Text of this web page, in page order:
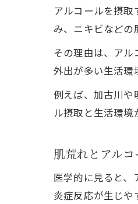
アルコールを摂
み、ニキビなどの
その理由は、アル
外出が多い生活環
例えば、加古川や
ル摂取と生活環境
肌荒れとアル
医学的に見ると、
炎症反応が生じや